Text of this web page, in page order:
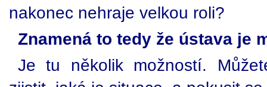
nakonec nehraje velkou roli?
Znamená to tedy že ústava je
Je tu několik možností.